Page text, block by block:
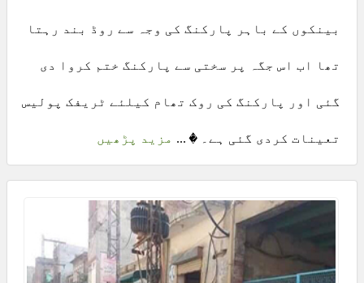
بینکوں کے باہر پارکنگ کی وجہ سے روڈ بند رہتا
تھا اب اس جگہ پر سختی سے پارکنگ ختم کروا دی
گئی اور پارکنگ کی روک تھام کیلئے ٹریفک پولیس
تعینات کردی گئی ہے۔ � ... مزید پڑھیں